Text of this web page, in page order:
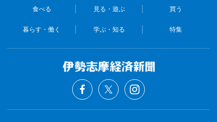
食べる 見る・遊ぶ 買う
暮らす・働く 学ぶ・知る 特集